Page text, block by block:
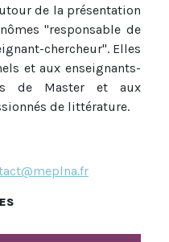
de la présentation
"responsable de
chercheur". Elles
et aux enseignants-
de Master et aux
de littérature.